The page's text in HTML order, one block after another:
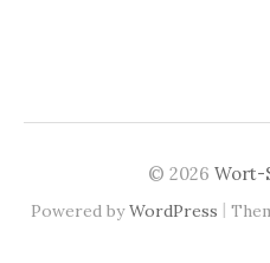
© 2026 Wort-
Powered byWordPress |